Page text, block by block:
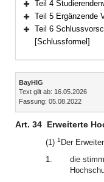
Bereich erweitern
Teil 4
Bereich erweitern
Teil 5 Ergänzende
Bereich erweitern
Teil 6
[Schlussformel]
Inhalt
BayHIG
Text gilt ab: 16.05.2026
Fassung: 05.08.2022
Art. 34 Erweiterte
(1) 1 Der
1.
die